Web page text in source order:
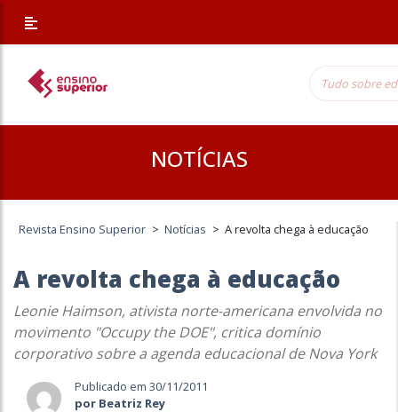
NOTÍCIAS
Revista Ensino Superior > Notícias > A revolta chega à educação
A revolta chega à educação
Leonie Haimson, ativista norte-americana envolvida no
movimento "Occupy the DOE", critica domínio
corporativo sobre a agenda educacional de Nova York
Publicado em 30/11/2011
por Beatriz Rey